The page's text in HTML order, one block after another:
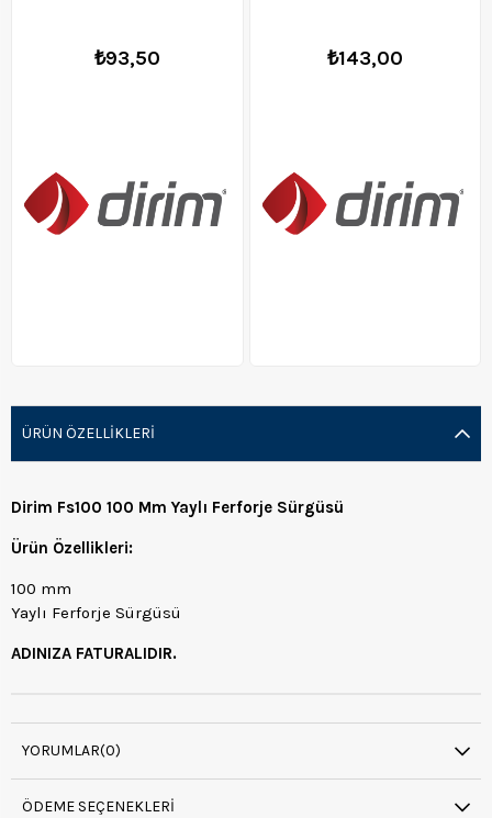
₺93,50 ₺143,00
ÜRÜN ÖZELLIKLERI
Dirim Fs100 100 Mm Yaylı Ferforje Sürgüsü
Ürün Özellikleri:
100 mm
Yaylı Ferforje Sürgüsü
ADINIZA FATURALIDIR.
YORUMLAR(0)
ÖDEME SEÇENEKLERI